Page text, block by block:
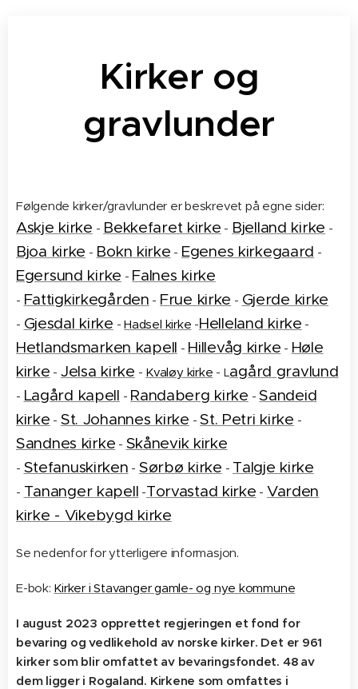
Kirker og
gravlunder
Følgende kirker/gravlunder er beskrevet på egne sider:
Askje kirke - Bekkefaret kirke - Bjelland kirke -
Bjoa kirke - Bokn kirke - Egenes kirkegaard -
Egersund kirke - Falnes kirke
- Fattigkirkegården - Frue kirke - Gjerde kirke
- Gjesdal kirke -Hadsel kirke -Helleland kirke -
Hetlandsmarken kapell - Hillevåg kirke - Høle
kirke - Jelsa kirke - Kvaløy kirke - Lagård gravlund
- Lagård kapell - Randaberg kirke -Sandeid
kirke - St. Johannes kirke -St. Petri kirke -
Sandnes kirke - Skånevik kirke
- Stefanuskirken - Sørbø kirke - Talgje kirke
- Tananger kapell -Torvastad kirke - Varden
kirke - Vikebygd kirke
Se nedenfor for ytterligere informasjon.
E-bok: Kirker i Stavanger gamle- og nye kommune
I august 2023 opprettet regjeringen et fond for
bevaring og vedlikehold av norske kirker. Det er 961
kirker som blir omfattet av bevaringsfondet. 48 av
dem ligger i Rogaland. Kirkene som omfattes i